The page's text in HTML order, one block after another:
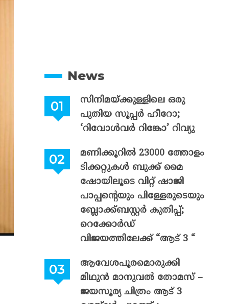
News
സിനിമയ്ക്കുള്ളിലെ ഒരു
പുതിയ സൂപ്പർ ഹീറോ;
‘റിവോൾവർ റിങ്കോ’ റിവ്യു
മണിക്കൂറിൽ 23000 ത്തോളം
ടിക്കറ്റുകൾ ബുക്ക് മൈ
ഷോയിലൂടെ വിറ്റ് ഷാജി
പാപ്പന്റെയും പിള്ളേരുടെയും
ബ്ലോക്ക്ബസ്റ്റർ കുതിപ്പ്;
റെക്കോർഡ്
വിജയത്തിലേക്ക് “ആട് 3 “
ആവേശപൂരമൊരുക്കി
മിഥുൻ മാനുവൽ തോമസ് –
ജയസൂര്യ ചിത്രം ആട് 3